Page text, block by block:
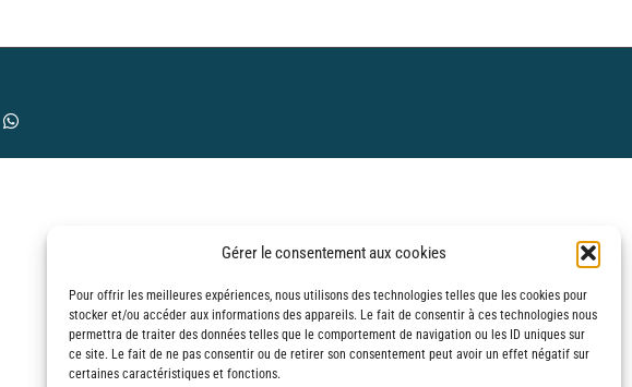
Gérer le consentement aux cookies
Pour offrir les meilleures expériences, nous utilisons des technologies telles que les cookies pour
stocker et/ou accéder aux informations des appareils. Le fait de consentir à ces technologies nous
permettra de traiter des données telles que le comportement de navigation ou les ID uniques sur
ce site. Le fait de ne pas consentir ou de retirer son consentement peut avoir un effet négatif sur
certaines caractéristiques et fonctions.
WhatsApp